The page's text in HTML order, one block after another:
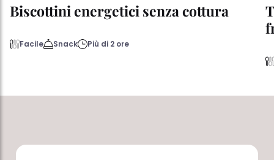
Biscottini energetici senza cottura
Facile Snack Più di 2 ore